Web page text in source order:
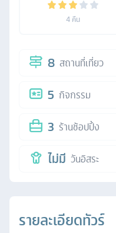
4 คืน
8 สถานที่เที่ยว
5 กิจกรรม
3 ร้านช้อปปิ้ง
ไม่มี วันอิสระ
รายละเอียดทัวร์